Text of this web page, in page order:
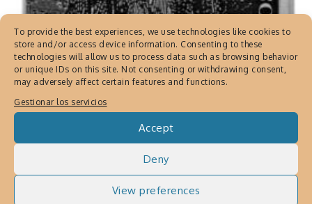
To provide the best experiences, we use technologies like cookies to
store and/or access device information. Consenting to these
technologies will allow us to process data such as browsing behavior
or unique IDs on this site. Not consenting or withdrawing consent,
may adversely affect certain features and functions.
Gestionar los servicios
Accept
Deny
View preferences